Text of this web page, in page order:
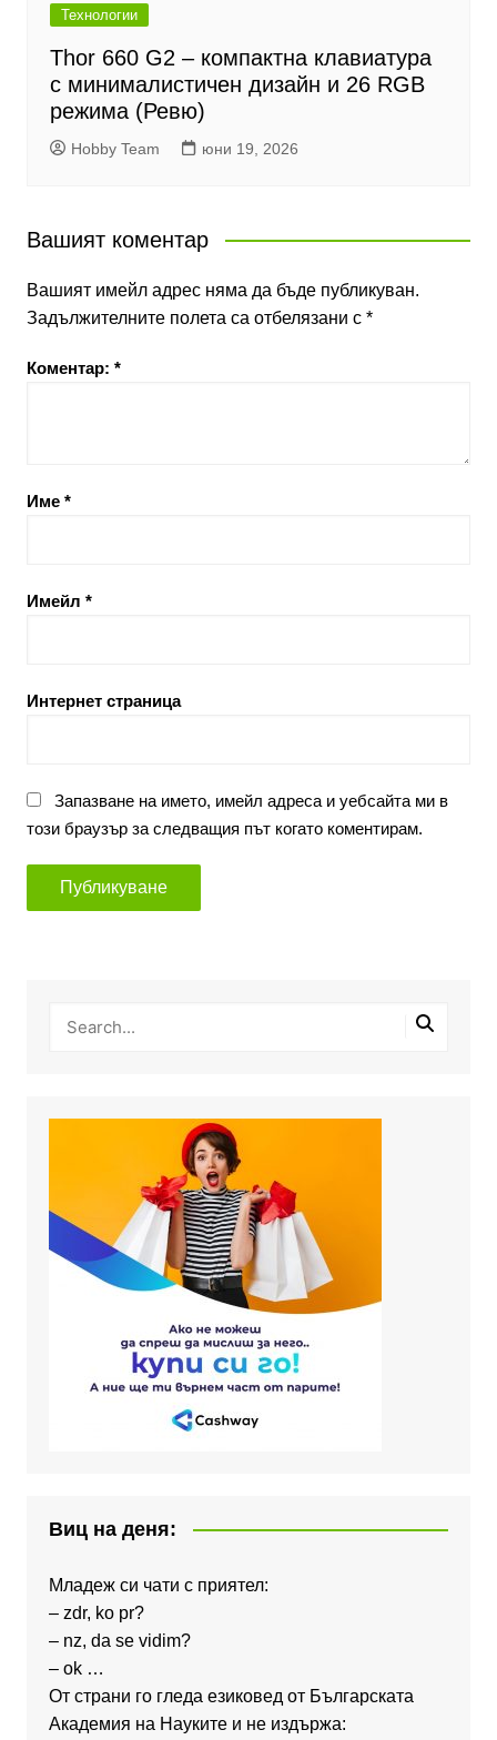
Технологии
Thor 660 G2 – компактна клавиатура
с минималистичен дизайн и 26 RGB
режима (Ревю)
Hobby Team юни 19, 2026
Вашият коментар
Вашият имейл адрес няма да бъде публикуван.
Задължителните полета са отбелязани с *
Коментар: *
Име *
Имейл *
Интернет страница
Запазване на името, имейл адреса и уебсайта ми в
този браузър за следващия път когато коментирам.
Виц на деня:
Младеж си чати с приятел:
– zdr, ko pr?
– nz, da se vidim?
– ok …
От страни го гледа езиковед от Българската
Академия на Науките и не издържа: